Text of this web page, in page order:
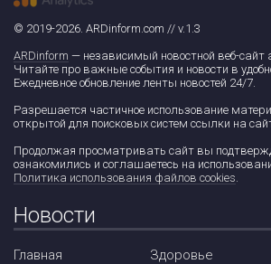
© 2019-2026. ARDinform.com // v.1.3
ARDinform — независимый новостной веб-сайт
Читайте про важные события и новости в
Ежедневное обновление ленты новостей 24/7.
Разрешается частичное использование
открытой для поисковых систем ссылки на
Продолжая просматривать сайт вы
ознакомились и соглашаетесь на
Политика использования файлов cookies.
Новости
Главная Здоровье